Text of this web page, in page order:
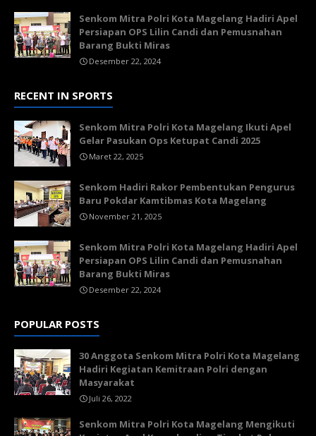
Senkom Mitra Polri Kota Magelang Hadiri Apel
Persiapan OPS Lilin Candi dan Pemusnahan
Barang Bukti Miras
Desember 22, 2024
RECENT IN SPORTS
Senkom Mitra Polri Kota Magelang Ikuti Apel
Gelar Pasukan Ops Ketupat Candi 2025
Maret 22, 2025
Senkom Hadiri Rakor Pembentukan Pengurus
Baru Pokdar Kamtibmas Kota Magelang
November 21, 2025
Senkom Mitra Polri Kota Magelang Hadiri Apel
Persiapan OPS Lilin Candi dan Pemusnahan
Barang Bukti Miras
Desember 22, 2024
POPULAR POSTS
30 Anggota Senkom Mitra Polri Kota Magelang
Hadiri Kegiatan Kemitraan Polri dengan
Masyarakat
Juli 26, 2022
Senkom Mitra Polri Kota Magelang Mengikuti